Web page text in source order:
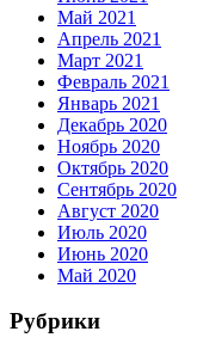
Май 2021
Апрель 2021
Март 2021
Февраль 2021
Январь 2021
Декабрь 2020
Ноябрь 2020
Октябрь 2020
Сентябрь 2020
Август 2020
Июль 2020
Июнь 2020
Май 2020
Рубрики